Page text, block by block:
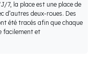
7, la place est une place de
d’autres deux-roues. Des
été tracés afin que chaque
facilement et